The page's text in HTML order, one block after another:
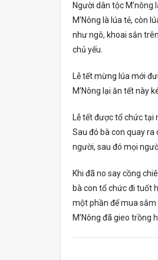
Người dân tộc
M’Nông là lúa tẻ, còn
như ngô, khoai sắn
chủ yếu.
Lễ tết mừng lúa mới
M’Nông lại ăn tết này
Lễ tết được tổ chức tại
Sau đó bà con quay
người, sau đó mọi
Khi đã no say cồng
bà con tổ chức đi tuốt
một phần để mua sắm
M’Nông đã gieo trồng